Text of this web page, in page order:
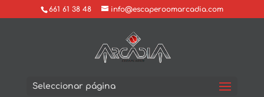
661 61 38 48 info@escaperoomarcadia.com
Seleccionar página